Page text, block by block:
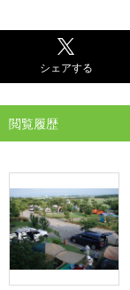
シェアする
閲覧履歴